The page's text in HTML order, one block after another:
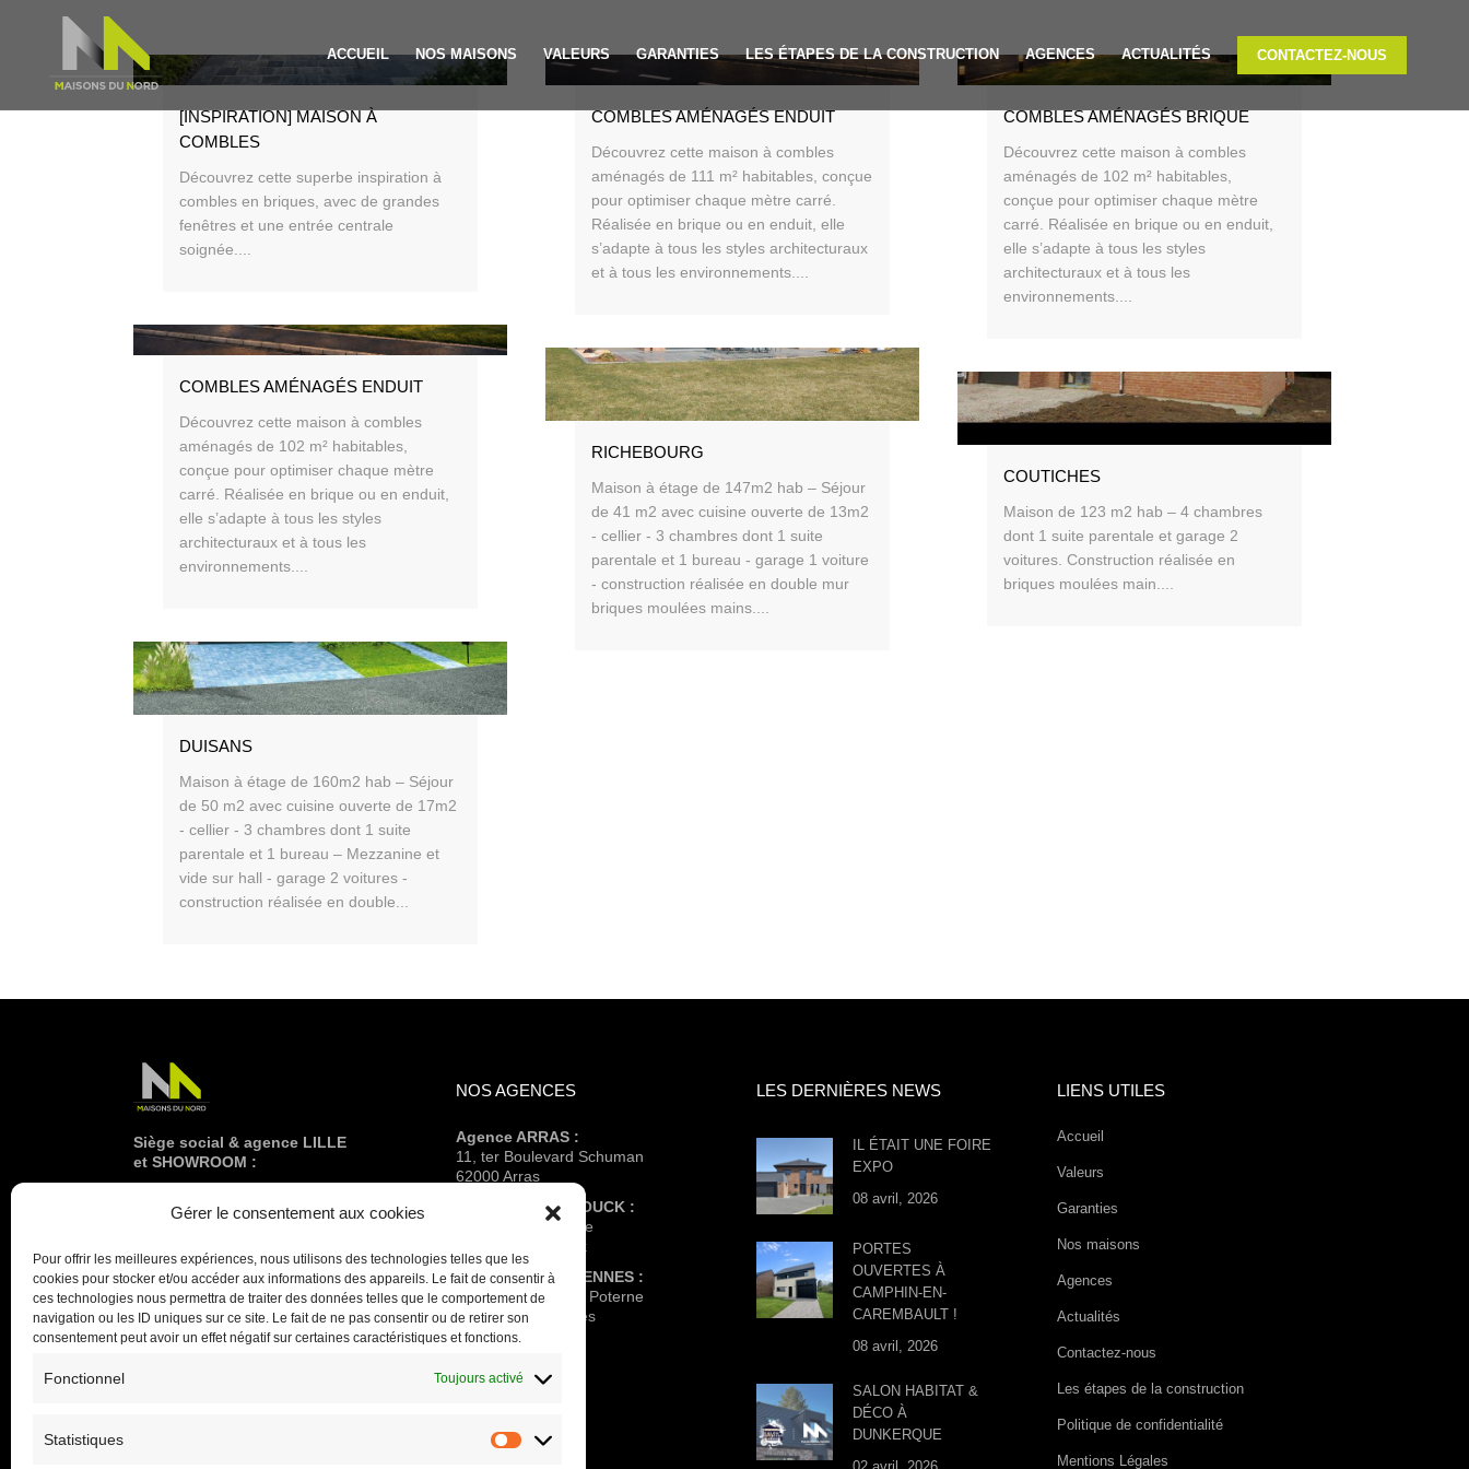
Gérer le consentement aux cookies
Pour offrir les meilleures expériences, nous utilisons des technologies telles que les
cookies pour stocker et/ou accéder aux informations des appareils. Le fait de consentir à
ces technologies nous permettra de traiter des données telles que le comportement de
navigation ou les ID uniques sur ce site. Le fait de ne pas consentir ou de retirer son
consentement peut avoir un effet négatif sur certaines caractéristiques et fonctions.
Fonctionnel Toujours activé
Statistiques
ACCUEIL NOS MAISONS VALEURS GARANTIES LES ÉTAPES DE LA CONSTRUCTION AGENCES ACTUALITÉS CONTACTEZ-NOUS
[INSPIRATION] MAISON À
COMBLES
Découvrez cette superbe inspiration à
combles en briques, avec de grandes
fenêtres et une entrée centrale
soignée....
COMBLES AMÉNAGÉS ENDUIT
Découvrez cette maison à combles
aménagés de 111 m² habitables, conçue
pour optimiser chaque mètre carré.
Réalisée en brique ou en enduit, elle
s’adapte à tous les styles architecturaux
et à tous les environnements....
COMBLES AMÉNAGÉS BRIQUE
Découvrez cette maison à combles
aménagés de 102 m² habitables,
conçue pour optimiser chaque mètre
carré. Réalisée en brique ou en enduit,
elle s’adapte à tous les styles
architecturaux et à tous les
environnements....
COMBLES AMÉNAGÉS ENDUIT
Découvrez cette maison à combles
aménagés de 102 m² habitables,
conçue pour optimiser chaque mètre
carré. Réalisée en brique ou en enduit,
elle s’adapte à tous les styles
architecturaux et à tous les
environnements....
RICHEBOURG
Maison à étage de 147m2 hab – Séjour
de 41 m2 avec cuisine ouverte de 13m2
- cellier - 3 chambres dont 1 suite
parentale et 1 bureau - garage 1 voiture
- construction réalisée en double mur
briques moulées mains....
COUTICHES
Maison de 123 m2 hab – 4 chambres
dont 1 suite parentale et garage 2
voitures. Construction réalisée en
briques moulées main....
DUISANS
Maison à étage de 160m2 hab – Séjour
de 50 m2 avec cuisine ouverte de 17m2
- cellier - 3 chambres dont 1 suite
parentale et 1 bureau – Mezzanine et
vide sur hall - garage 2 voitures -
construction réalisée en double...
Siège social & agence LILLE
et SHOWROOM :
59113 SECLIN
NOS AGENCES
Agence ARRAS :
11, ter Boulevard Schuman
62000 Arras
Agence HAZEBROUCK :
bd de l’abbé Lemire
59190 Hazebrouck
Agence VALENCIENNES :
3 bd Eisen – Place Poterne
59300 Valenciennes
LES DERNIÈRES NEWS
IL ÉTAIT UNE FOIRE
EXPO
08 avril, 2026
PORTES
OUVERTES À
CAMPHIN-EN-
CAREMBAULT !
08 avril, 2026
SALON HABITAT &
DÉCO À
DUNKERQUE
LIENS UTILES
Accueil
Valeurs
Garanties
Nos maisons
Agences
Actualités
Contactez-nous
Les étapes de la construction
Politique de confidentialité
Mentions Légales